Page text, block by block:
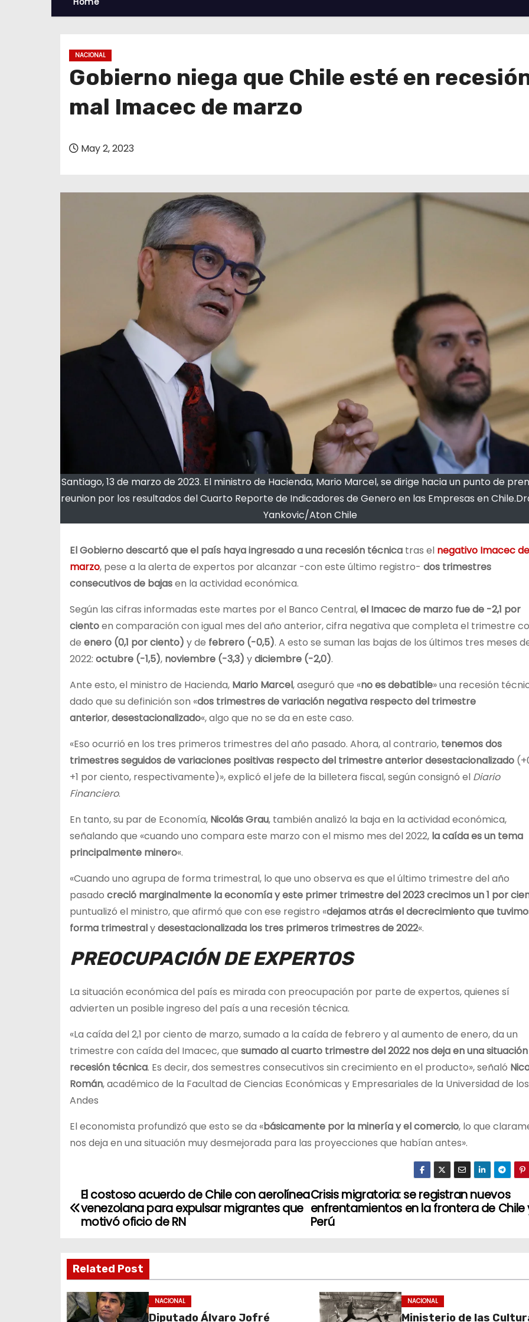
NACIONAL
Gobierno niega que Chile esté en
mal Imacec de marzo
May 2, 2023
Santiago, 13 de marzo de 2023. El ministro de Hacienda, Mario Marcel, se dirige hacia un punto de
reunion por los resultados del Cuarto Reporte de Indicadores de Genero en las Empresas en
Yankovic/Aton Chile
El Gobierno descartó que el país haya ingresado a una recesión técnica tras el negativo Imacec de
marzo, pese a la alerta de expertos por alcanzar -con este último registro- dos trimestres
consecutivos de bajasen la actividad económica.
Según las cifras informadas este martes por el Banco Central,el Imacec de marzo fue de -2,1 por
cientoen comparación con igual mes del año anterior, cifra negativa que completa el trimestre
de enero (0,1 por ciento) y de febrero (-0,5). A esto se suman las bajas de los últimos tres meses
2022: octubre (-1,5), noviembre (-3,3) ydiciembre (-2,0).
Ante esto, el ministro de Hacienda, Mario Marcel, aseguró que «no es debatible» una recesión
dado que su definición son «dos trimestres de variación negativa respecto del trimestre
anterior,desestacionalizado«, algo que no se da en este caso.
«Eso ocurrió en los tres primeros trimestres del año pasado. Ahora, al contrario, tenemos dos
trimestres seguidos de variaciones positivas respecto del trimestre anterior desestacionalizado
+1 por ciento, respectivamente)», explicó el jefe de la billetera fiscal, según consignó el Diario
Financiero.
En tanto, su par de Economía, Nicolás Grau, también analizó la baja en la actividad económica,
señalando que «cuando uno compara este marzo con el mismo mes del 2022, la caída es un tema
principalmente minero«.
«Cuando uno agrupa de forma trimestral, lo que uno observa es que el último trimestre del año
pasado creció marginalmente la economía y este primer trimestre del 2023 crecimos un 1 por
puntualizó el ministro, que afirmó que con ese registro «dejamos atrás el decrecimiento que
forma trimestralydesestacionalizada los tres primeros trimestres de 2022«.
PREOCUPACIÓN DE EXPERTOS
La situación económica del país es mirada con preocupación por parte de expertos, quienes sí
advierten un posible ingreso del país a una recesión técnica.
«La caída del 2,1 por ciento de marzo, sumado a la caída de febrero y al aumento de enero, da un
trimestre con caída del Imacec, que sumado al cuarto trimestre del 2022 nos deja en una
recesión técnica. Es decir, dos semestres consecutivos sin crecimiento en el producto», señaló
Román, académico de la Facultad de Ciencias Económicas y Empresariales de la Universidad de los
Andes
El economista profundizó que esto se da «básicamente por la minería y el comercio, lo que
nos deja en una situación muy desmejorada para las proyecciones que habían antes».
N
e
g
Crisis migratoria: se registran nuevos
enfrentamientos en la frontera de Chile
Perú
El costoso acuerdo de Chile con aerolínea
venezolana para expulsar migrantes que
motivó oficio de RN
Related Post
NACIONAL
Diputado Álvaro Jofré
NACIONAL
Ministerio de las